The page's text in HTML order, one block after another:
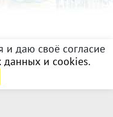
даю своё согласие
данных и cookies.